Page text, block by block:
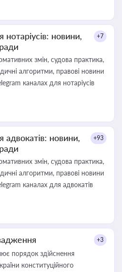
новини,
+7
змін, судова практика,
алгоритми, правові новини
каналах для нотаріусів
адвокатів: новини,
+93
змін, судова практика,
алгоритми, правові новини
каналах для адвокатів
+3
порядок здійснення
конституційного